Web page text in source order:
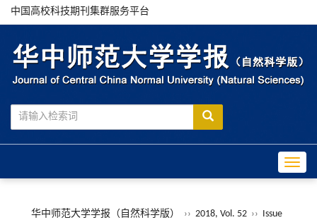
中国高校科技期刊集群服务平台
华中师范大学学报（自然科学版） ›› 2018, Vol. 52 ››
Issue